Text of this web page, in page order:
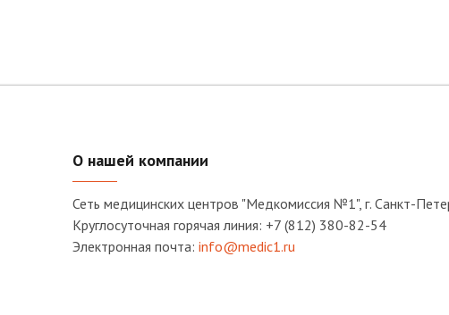
О нашей компании
Сеть медицинских центров "Медкомиссия №1", г. Санкт-
Круглосуточная горячая линия: +7 (812) 380-82-54
Электронная почта: info@medic1.ru